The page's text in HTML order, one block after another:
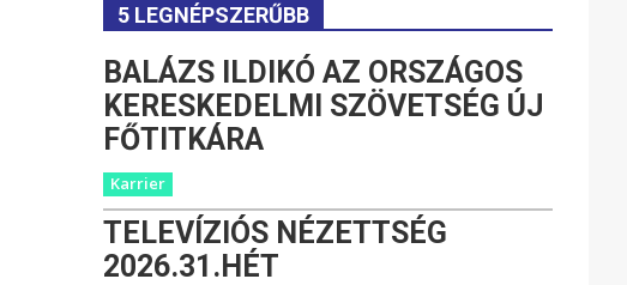
5 LEGNÉPSZERŰBB
BALÁZS ILDIKÓ AZ ORSZÁGOS
KERESKEDELMI SZÖVETSÉG ÚJ
FŐTITKÁRA
Karrier
TELEVÍZIÓS NÉZETTSÉG
2026.31.HÉT